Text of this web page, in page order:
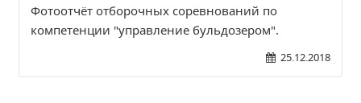
Противодействие коррупции
Всероссийское чемпионатное движение
Региональная инновационная площадка
Фотоотчёт отборочных соревнований по
компетенции "управление бульдозером".
25.12.2018